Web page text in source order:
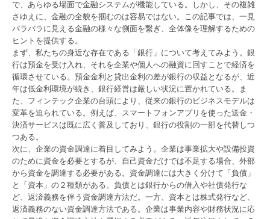
で、あらゆる場面で金融システムが機能している。しかし、その複雑
さゆえに、金融の全貌を掴むのは容易ではない。この記事では、一見
バラバラに見える金融の様々な側面を繋ぎ、全体像を理解するための
ヒントを提供する。
まず、私たちの身近な存在である「銀行」について考えてみよう。銀
行は預金を受け入れ、それを企業や個人への融資に回すことで経済を
循環させている。預金金利と貸出金利の差が銀行の収益となるが、近
年は低金利環境が続き、銀行経営は厳しい状況に置かれている。ま
た、フィンテック企業の台頭により、従来の銀行のビジネスモデルは
変革を迫られている。例えば、スマートフォンアプリを使った送金・
決済サービスは既に広く普及しており、銀行の役割の一部を代替しつ
つある。
次に、企業の資金調達に着目してみよう。企業は事業拡大や設備投資
のために資金を必要とするが、自己資金だけでは不足する場合、外部
から資金を調達する必要がある。資金調達には大きく分けて「負債」
と「資本」の２種類がある。負債とは銀行からの借入や社債発行な
ど、返済義務を伴う資金調達方法だ。一方、資本とは株式発行など、
返済義務のない資金調達方法である。企業は事業内容や財務状況に応